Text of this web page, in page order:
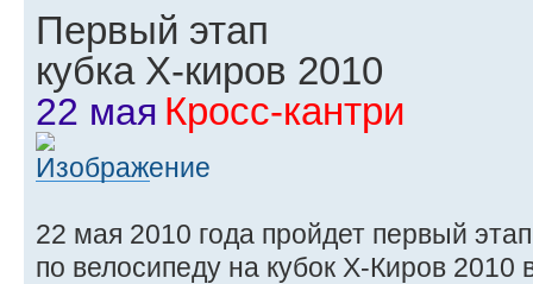
Первый этап
кубка X-киров 2010
22 мая Кросс-кантри
22 мая 2010 года пройдет первый
по велосипеду на кубок X-Киров 2010